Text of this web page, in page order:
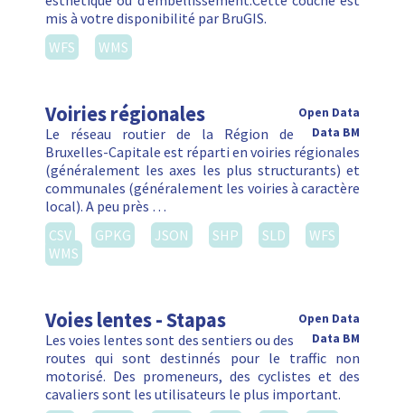
mis à votre disponibilité par BruGIS.
WFS
WMS
Voiries régionales
Open Data
Data BM
Le réseau routier de la Région de
Bruxelles-Capitale est réparti en voiries régionales
(généralement les axes les plus structurants) et
communales (généralement les voiries à caractère
local). A peu près …
CSV
GPKG JSON SHP SLD
WFS
WMS
Voies lentes - Stapas
Open Data
Data BM
Les voies lentes sont des sentiers ou des
routes qui sont destinnés pour le traffic non
motorisé. Des promeneurs, des cyclistes et des
cavaliers sont les utilisateurs le plus important.